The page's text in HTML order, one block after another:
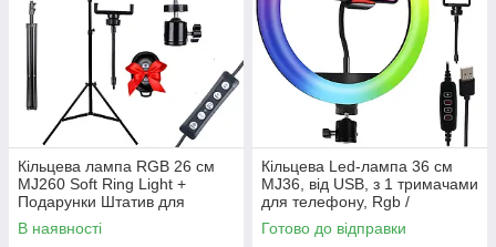
Кільцева лампа RGB 26 см
MJ260 Soft Ring Light +
Подарунки Штатив для
лампи 0,66-2 + Пульт для
селфи Bluetooth
В наявності
Кільцева Led-лампа 36 см
MJ36, від USB, з 1 тримачами
для телефону, Rgb /
Світлодіодна багатоколірна
селфі-лампа
Готово до відправки